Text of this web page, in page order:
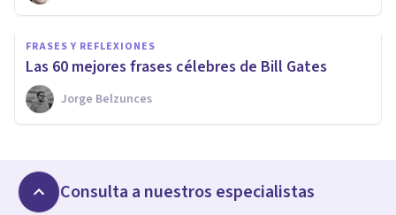
FRASES Y REFLEXIONES
Las 60 mejores frases célebres de Bill Gates
Jorge Belzunces
Consulta a nuestros especialistas